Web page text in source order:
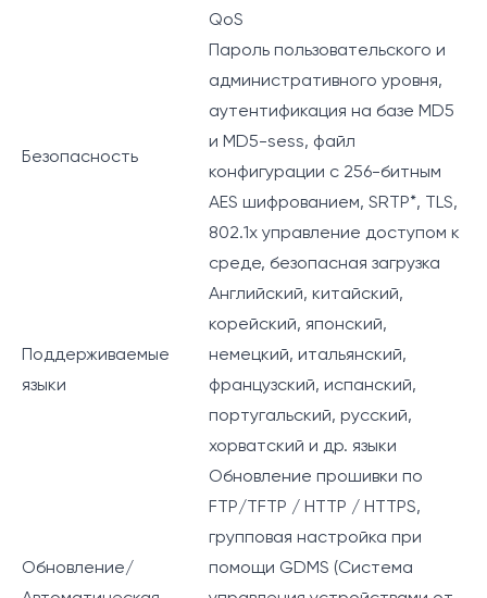
QoS
Безопасность
Пароль пользовательского и
административного уровня,
аутентификация на базе MD5
и MD5-sess, файл
конфигурации с 256-битным
AES шифрованием, SRTP*, TLS,
802.1x управление доступом к
среде, безопасная загрузка
Поддерживаемые
языки
Английский, китайский,
корейский, японский,
немецкий, итальянский,
французский, испанский,
португальский, русский,
хорватский и др. языки
Обновление/
Обновление прошивки по
FTP/TFTP / HTTP / HTTPS,
групповая настройка при
помощи GDMS (Система